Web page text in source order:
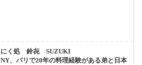
にく処 鈴㐂 SUZUKI
NY、パリで20年の料理経験がある弟と日本